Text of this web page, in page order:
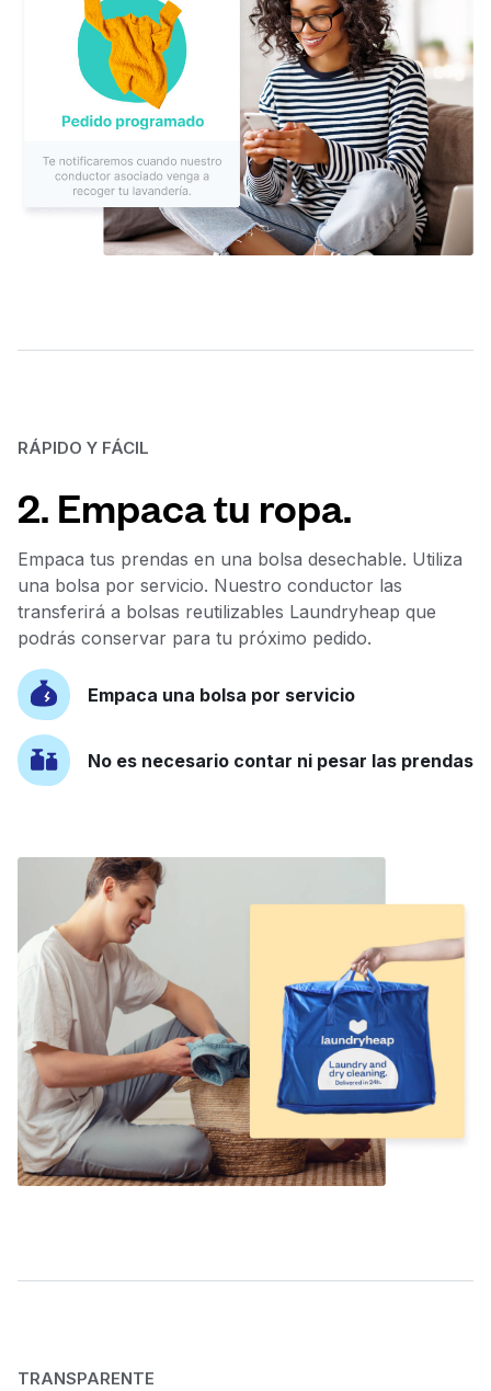
RÁPIDO Y FÁCIL
2. Empaca tu ropa.
Empaca tus prendas en una bolsa desechable. Utiliza
una bolsa por servicio. Nuestro conductor las
transferirá a bolsas reutilizables Laundryheap que
podrás conservar para tu próximo pedido.
Empaca una bolsa por servicio
No es necesario contar ni pesar las prendas
TRANSPARENTE